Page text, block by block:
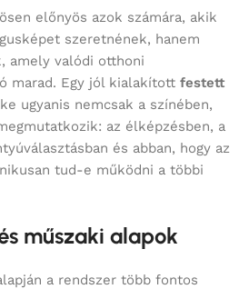
előnyös azok számára, akik
szeretnének, hanem
amely valódi otthoni
marad. Egy jól kialakított festett
ugyanis nemcsak a színében,
az élképzésben, a
és abban, hogy az
tud-e működni a többi
műszaki alapok
a rendszer több fontos